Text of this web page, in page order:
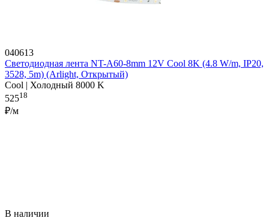
040613
Светодиодная лента NT-A60-8mm 12V Cool 8K (4.8 W/m, IP20,
3528, 5m) (Arlight, Открытый)
Cool | Холодный 8000 K
52518
₽/м
В наличии